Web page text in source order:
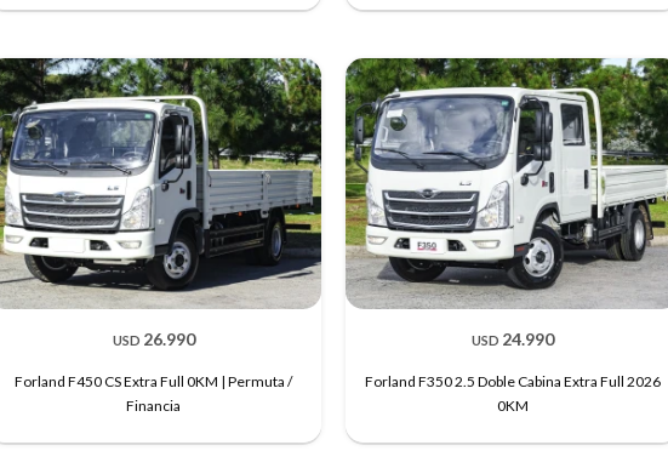
USD 26.990
Forland F450 CS Extra Full 0KM | Permuta /
Financia
USD 24.990
Forland F350 2.5 Doble Cabina Extra Full 2026
0KM